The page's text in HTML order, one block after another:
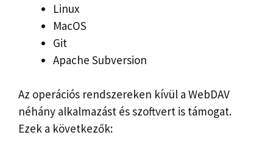
Linux
MacOS
Git
Apache Subversion
Az operációs rendszereken kívül a WebDAV
néhány alkalmazást és szoftvert is támogat.
Ezek a következők: